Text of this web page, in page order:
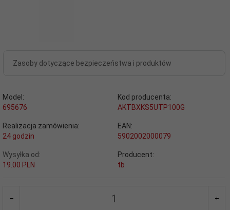
Zasoby dotyczące bezpieczeństwa i produktów
Model:
695676
Kod producenta:
AKTBXKS5UTP100G
Realizacja zamówienia:
24 godzin
EAN:
5902002000079
Wysyłka od:
19.00 PLN
Producent:
tb